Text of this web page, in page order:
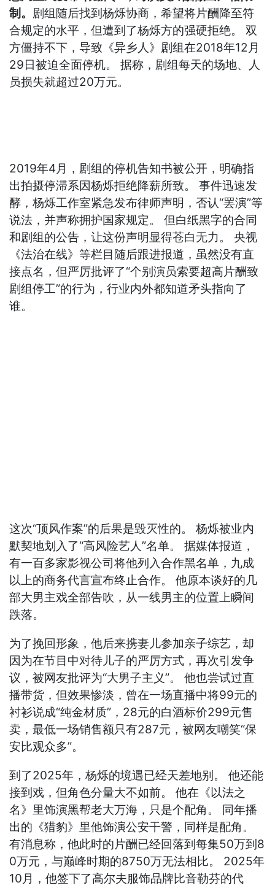
制。 剧组随后找到杨烁协商，希望将片酬降至符
合规定的水平，但遭到了杨烁方的强硬拒绝。 双
方僵持不下，导致《异乡人》剧组在2018年12月
29日被迫全面停机。 据称，剧组每天的场地、人
员损失就超过20万元。
2019年4月，剧组的停机告知书被公开，明确指
出拍摄停滞系因杨烁拒绝降薪所致。 事件迅速发
酵，杨烁工作室紧急发布律师声明，否认“罢演”等
说法，并声称拥护国家规定。 但白纸黑字的合同
和剧组的公告，让这份声明显得苍白无力。 央视
《法治在线》等栏目随后跟进报道，虽然没有直
接点名，但严厉批评了“个别演员索要超高片酬致
剧组停工”的行为，行业内外都知道矛头指向了
谁。
这次“顶风作案”的后果是毁灭性的。 杨烁被业内
默契地划入了“高风险艺人”名单。 据媒体报道，
有一百多家影视公司将他列入合作黑名单，九成
以上的商务代言宣布终止合作。 他原本谈好的几
部大男主戏全部告吹，从一线男主的位置上瞬间
跌落。
为了挽回形象，他后来携妻儿参加亲子综艺，却
因为在节目中对待儿子的严厉方式，再次引发争
议，被网友批评为“大男子主义”。 他也尝试过直
播带货，但效果惨淡，曾在一场直播中将99元的
衬衫说成“纯金材质”，28元的白酒标价299元售
卖，最低一场销售额只有287元，被网友嘲笑“保
安比观众多”。
到了2025年，杨烁的境遇已经天差地别。 他还能
接到戏，但角色分量大不如前。 他在《以法之
名》里饰演黑帮老大万海，只是个配角。 同年播
出的《猎豹》里他饰演公安干警，同样是配角。
有消息称，他此时的片酬已经回落到每集50万到8
0万元，与巅峰时期的8750万无法相比。 2025年
10月，他签下了高尔夫服饰品牌比音勒芬的代